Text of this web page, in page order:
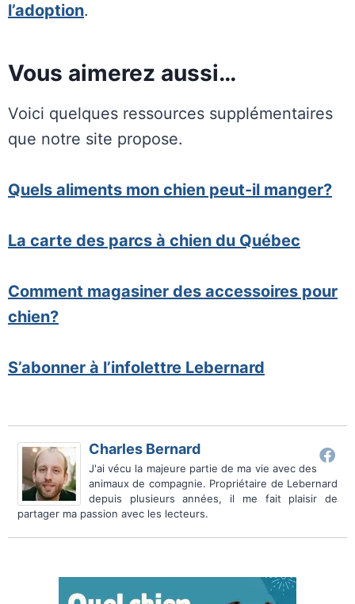
l’adoption.
Vous aimerez aussi…
Voici quelques ressources supplémentaires
que notre site propose.
Quels aliments mon chien peut-il manger?
La carte des parcs à chien du Québec
Comment magasiner des accessoires pour
chien?
S’abonner à l’infolettre Lebernard
Charles Bernard
J'ai vécu la majeure partie de ma vie avec des
animaux de compagnie. Propriétaire de Lebernard
depuis plusieurs années, il me fait plaisir de
partager ma passion avec les lecteurs.